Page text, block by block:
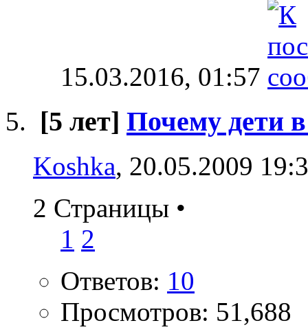
15.03.2016, 01:57
[5 лет] Почему дети
Koshka, 20.05.2009
2 Страницы •
1 2
Ответов: 10
Просмотров: 51,688